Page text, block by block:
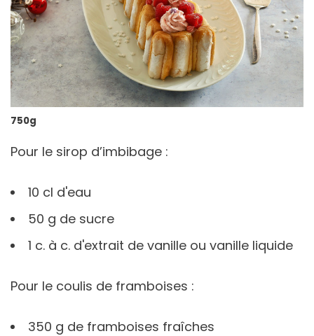
750g
Pour le sirop d’imbibage :
10 cl d'eau
50 g de sucre
1 c. à c. d'extrait de vanille ou vanille liquide
Pour le coulis de framboises :
350 g de framboises fraîches